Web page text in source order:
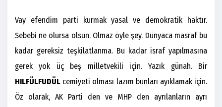
Vay efendim parti kurmak yasal ve demokratik haktır.
Sebebi ne olursa olsun. Olmaz öyle şey. Dünyaca masraf bu
kadar gereksiz teşkilatlanma. Bu kadar israf yapılmasına
gerek yok üç beş milletvekili için. Yazık günah. Bir
HILFÜLFUDÜL cemiyeti olması lazım bunları ayıklamak için.
Öz olarak, AK Parti den ve MHP den ayrılanların ayrı